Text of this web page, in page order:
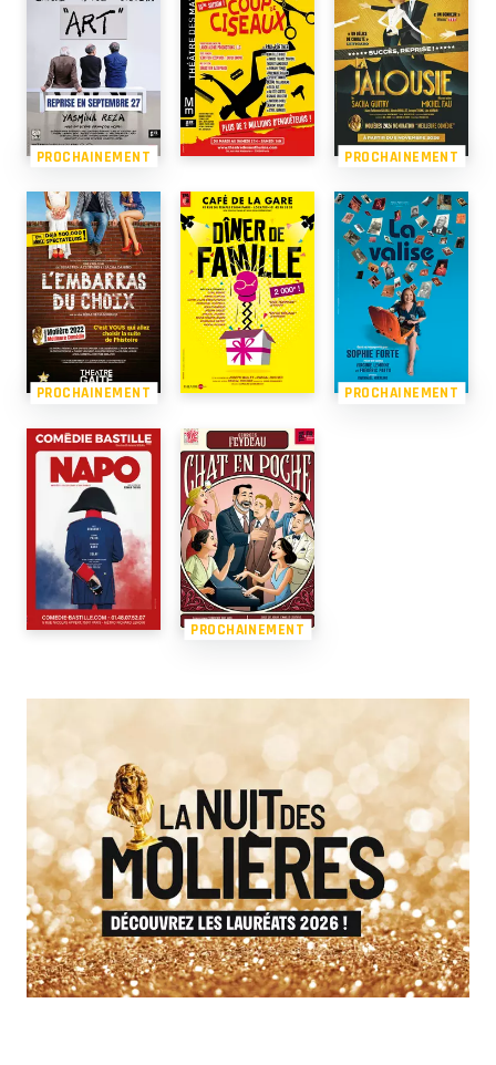
PROCHAINEMENT PROCHAINEMENT
PROCHAINEMENT PROCHAINEMENT
PROCHAINEMENT